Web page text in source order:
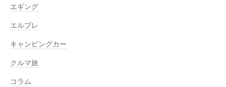
エギング
エルブレ
キャンピングカー
クルマ旅
コラム